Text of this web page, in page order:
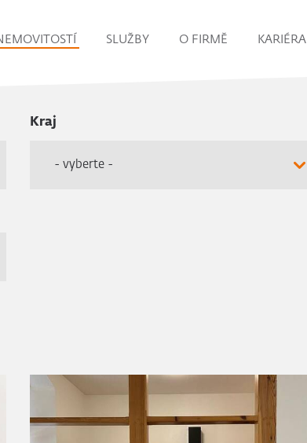
SLUŽBY O FIRMĚ KARIÉRA
Kraj
- vyberte -